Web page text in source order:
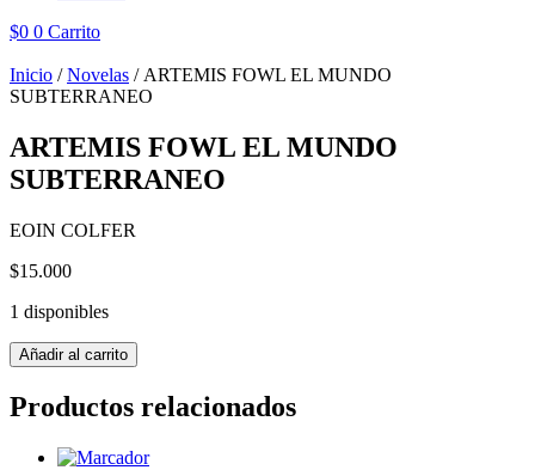
$0 0 Carrito
Inicio /Novelas / ARTEMIS FOWL EL MUNDO
SUBTERRANEO
ARTEMIS FOWL EL MUNDO
SUBTERRANEO
EOIN COLFER
$15.000
1 disponibles
ARTEMIS
FOWL
EL
MUNDO
cantidad
Añadir al carrito
Productos relacionados